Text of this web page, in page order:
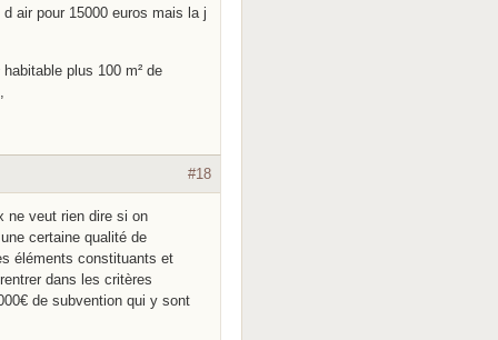
air pour 15000 euros mais la j
plus 100 m² de
#18
ne veut rien dire si on
certaine qualité de
éléments constituants et
dans les critères
de subvention qui y sont